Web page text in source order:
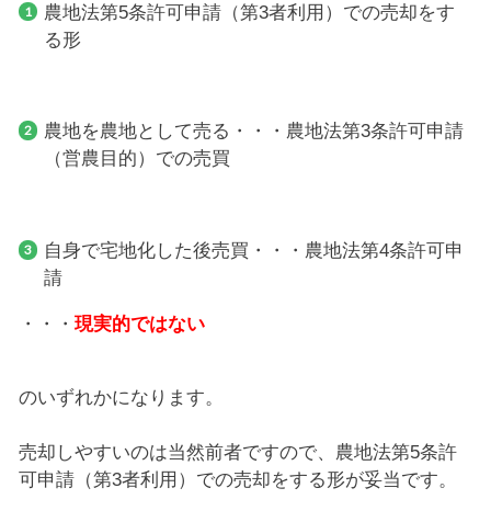
農地法第5条許可申請（第3者利用）での売却をす
る形
農地を農地として売る・・・農地法第3条許可申請
（営農目的）での売買
自身で宅地化した後売買・・・農地法第4条許可申
請
・・・ 現実的ではない
のいずれかになります。
売却しやすいのは当然前者ですので、農地法第5条許
可申請（第3者利用）での売却をする形が妥当です。